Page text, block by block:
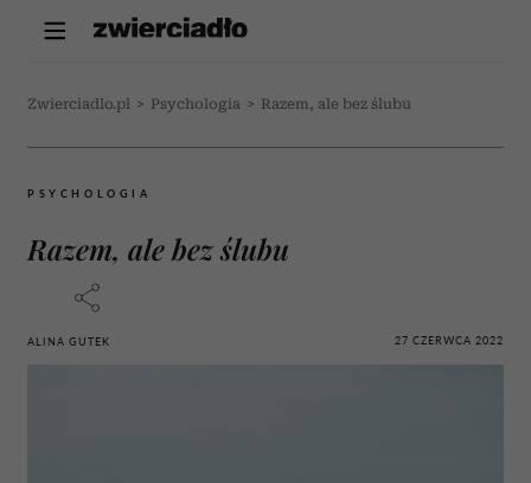
Zwierciadlo.pl > Psychologia > Razem, ale bez ślubu
PSYCHOLOGIA
Razem, ale bez ślubu
ALINA GUTEK 27 CZERWCA 2022